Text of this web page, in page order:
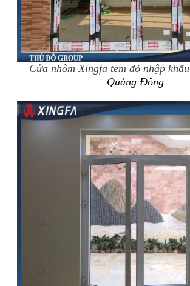
Cửa nhôm Xingfa tem đỏ nhập khẩu
Quảng Đông